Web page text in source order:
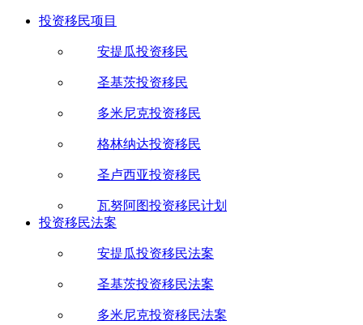
投资移民项目
安提瓜投资移民
圣基茨投资移民
多米尼克投资移民
格林纳达投资移民
圣卢西亚投资移民
瓦努阿图投资移民计划
投资移民法案
安提瓜投资移民法案
圣基茨投资移民法案
多米尼克投资移民法案